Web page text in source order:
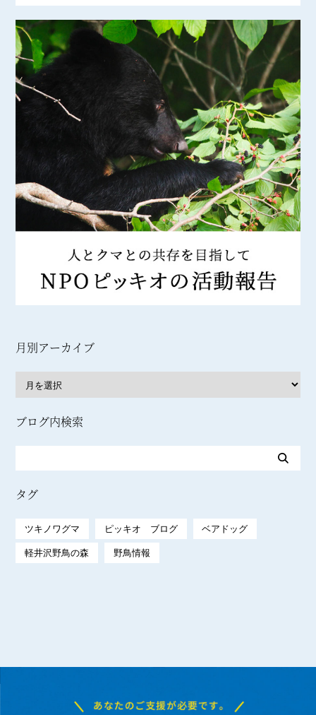
月別アーカイブ
ブログ内検索
タグ
ツキノワグマ ピッキオ ブログ ベアドッグ
軽井沢野鳥の森 野鳥情報